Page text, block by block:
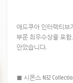
애드쿠아 인터렉티브
부문 최우수상을 포
안았습니다.
■ 시몬스 N32